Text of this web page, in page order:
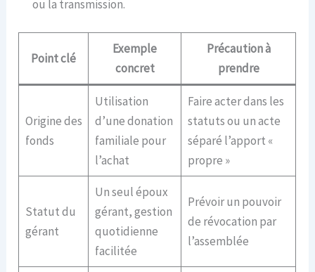
ou la transmission.
Point clé
Exemple
concret
Précaution à
prendre
Origine des
fonds
Utilisation
d’une donation
familiale pour
l’achat
Faire acter dans les
statuts ou un acte
séparé l’apport «
propre »
Statut du
gérant
Un seul époux
gérant, gestion
quotidienne
facilitée
Prévoir un pouvoir
de révocation par
l’assemblée